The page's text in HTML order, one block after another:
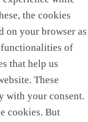
the cookies
on your browser as
of
that help us
These
with your consent.
cookies. But